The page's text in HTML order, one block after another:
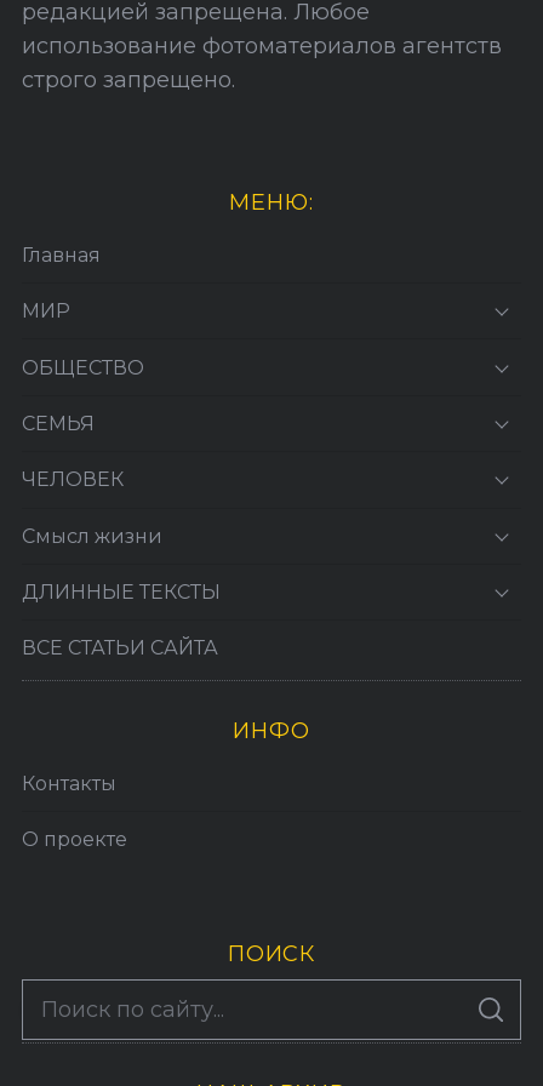
редакцией запрещена. Любое
использование фотоматериалов агентств
строго запрещено.
МЕНЮ:
Главная
МИР
ОБЩЕСТВО
СЕМЬЯ
ЧЕЛОВЕК
Смысл жизни
ДЛИННЫЕ ТЕКСТЫ
ВСЕ СТАТЬИ САЙТА
ИНФО
Контакты
О проекте
ПОИСК
S
A
По авторам